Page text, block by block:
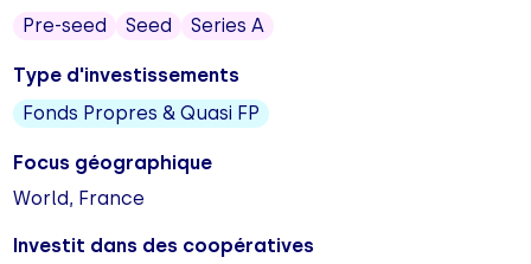
Pre-seed
Seed Series A
Type d'investissements
Fonds Propres & Quasi FP
Focus géographique
World, France
Investit dans des coopératives